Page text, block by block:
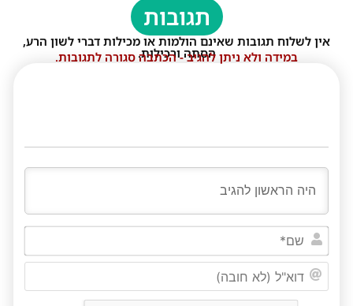
תגובות
אין לשלוח תגובות שאינם הולמות או מכילות דברי לשון הרע,
הסתה ורכילות.
במידה ולא ניתן להגיב - הכתבה סגורה לתגובות.
שם*